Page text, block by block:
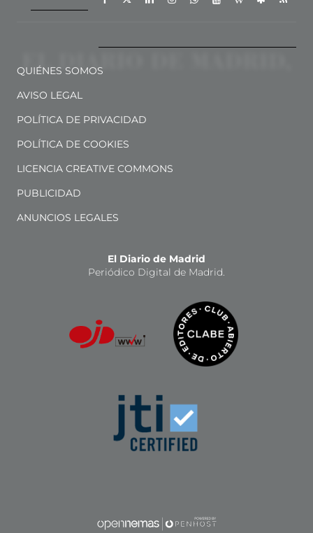
QUIÉNES SOMOS
AVISO LEGAL
POLÍTICA DE PRIVACIDAD
POLÍTICA DE COOKIES
LICENCIA CREATIVE COMMONS
PUBLICIDAD
ANUNCIOS LEGALES
El Diario de Madrid
Periódico Digital de Madrid.